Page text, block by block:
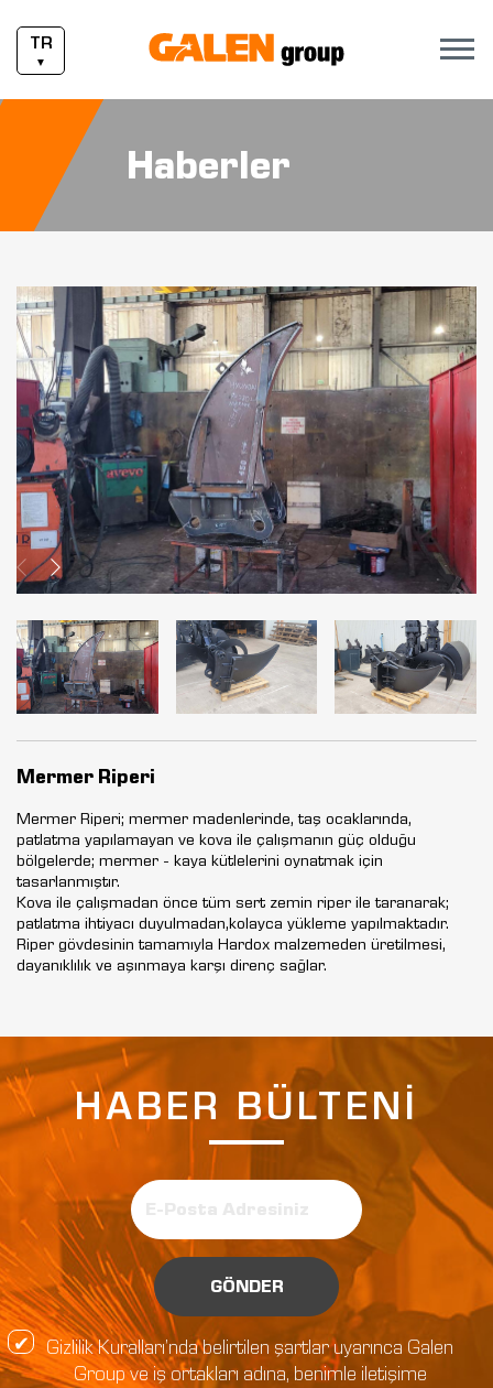
TR
▼
Haberler
Mermer Riperi
Mermer Riperi; mermer madenlerinde, taş ocaklarında,
patlatma yapılamayan ve kova ile çalışmanın güç olduğu
bölgelerde; mermer - kaya kütlelerini oynatmak için
tasarlanmıştır.
Kova ile çalışmadan önce tüm sert zemin riper ile taranarak;
patlatma ihtiyacı duyulmadan,kolayca yükleme yapılmaktadır.
Riper gövdesinin tamamıyla Hardox malzemeden üretilmesi,
dayanıklılık ve aşınmaya karşı direnç sağlar.
HABER BÜLTENİ
GÖNDER
Gizlilik Kuralları’nda belirtilen şartlar uyarınca Galen
Group ve iş ortakları adına, benimle iletişime